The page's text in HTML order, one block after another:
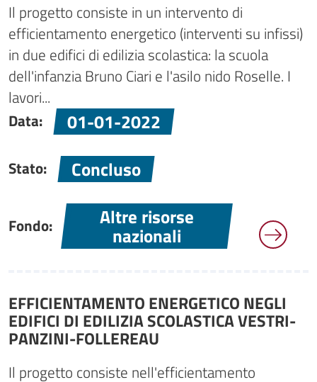
Il progetto consiste in un intervento di
efficientamento energetico (interventi su infissi)
in due edifici di edilizia scolastica: la scuola
dell'infanzia Bruno Ciari e l'asilo nido Roselle. I
lavori...
Data:
01-01-2022
Stato: Concluso
Fondo: Altre risorse
nazionali
EFFICIENTAMENTO ENERGETICO NEGLI
EDIFICI DI EDILIZIA SCOLASTICA VESTRI-
PANZINI-FOLLEREAU
Il progetto consiste nell'efficientamento